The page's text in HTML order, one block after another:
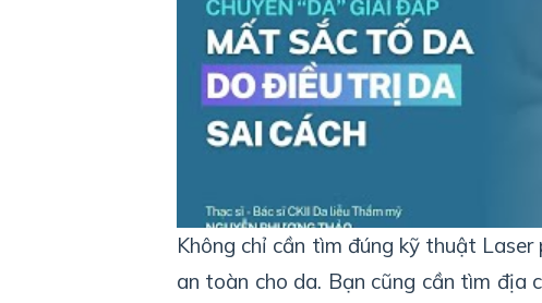
Không chỉ cần tìm đúng kỹ thuật
an toàn cho da. Bạn cũng cần tìm địa